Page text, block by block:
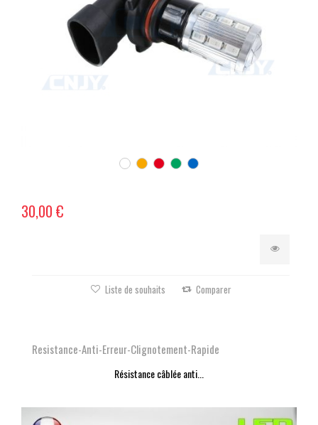
30,00 €
Liste de souhaits Comparer
Resistance-Anti-Erreur-Clignotement-Rapide
Résistance câblée anti...